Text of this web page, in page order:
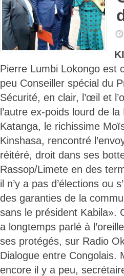
Pierre Lumbi Lokongo est
peu Conseiller spécial du
Sécurité, en clair, l’œil et
l’autre ex-poids lourd de
Katanga, le richissime
Kinshasa, rencontré
réitéré, droit dans ses
Rassop/Limete en des
il n’y a pas d’élections ou
des garanties de la
sans le président Kabila».
a longtemps parlé à
ses protégés, sur Radio
Dialogue entre Congolais.
encore il y a peu,